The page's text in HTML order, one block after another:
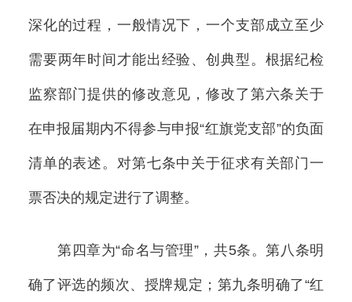
深化的过程，一般情况下，一个支部成立至少
需要两年时间才能出经验、创典型。根据纪检
监察部门提供的修改意见，修改了第六条关于
在申报届期内不得参与申报“红旗党支部”的负面
清单的表述。对第七条中关于征求有关部门一
票否决的规定进行了调整。
第四章为“命名与管理”，共5条。第八条明
确了评选的频次、授牌规定；第九条明确了“红